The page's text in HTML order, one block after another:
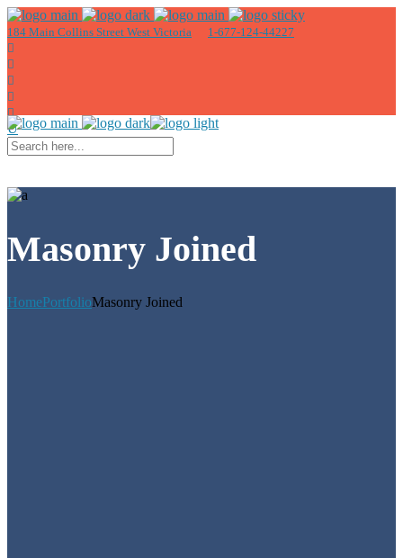
184 Main Collins Street West Victoria 1-677-124-44227
Masonry Joined
HomePortfolioMasonry Joined